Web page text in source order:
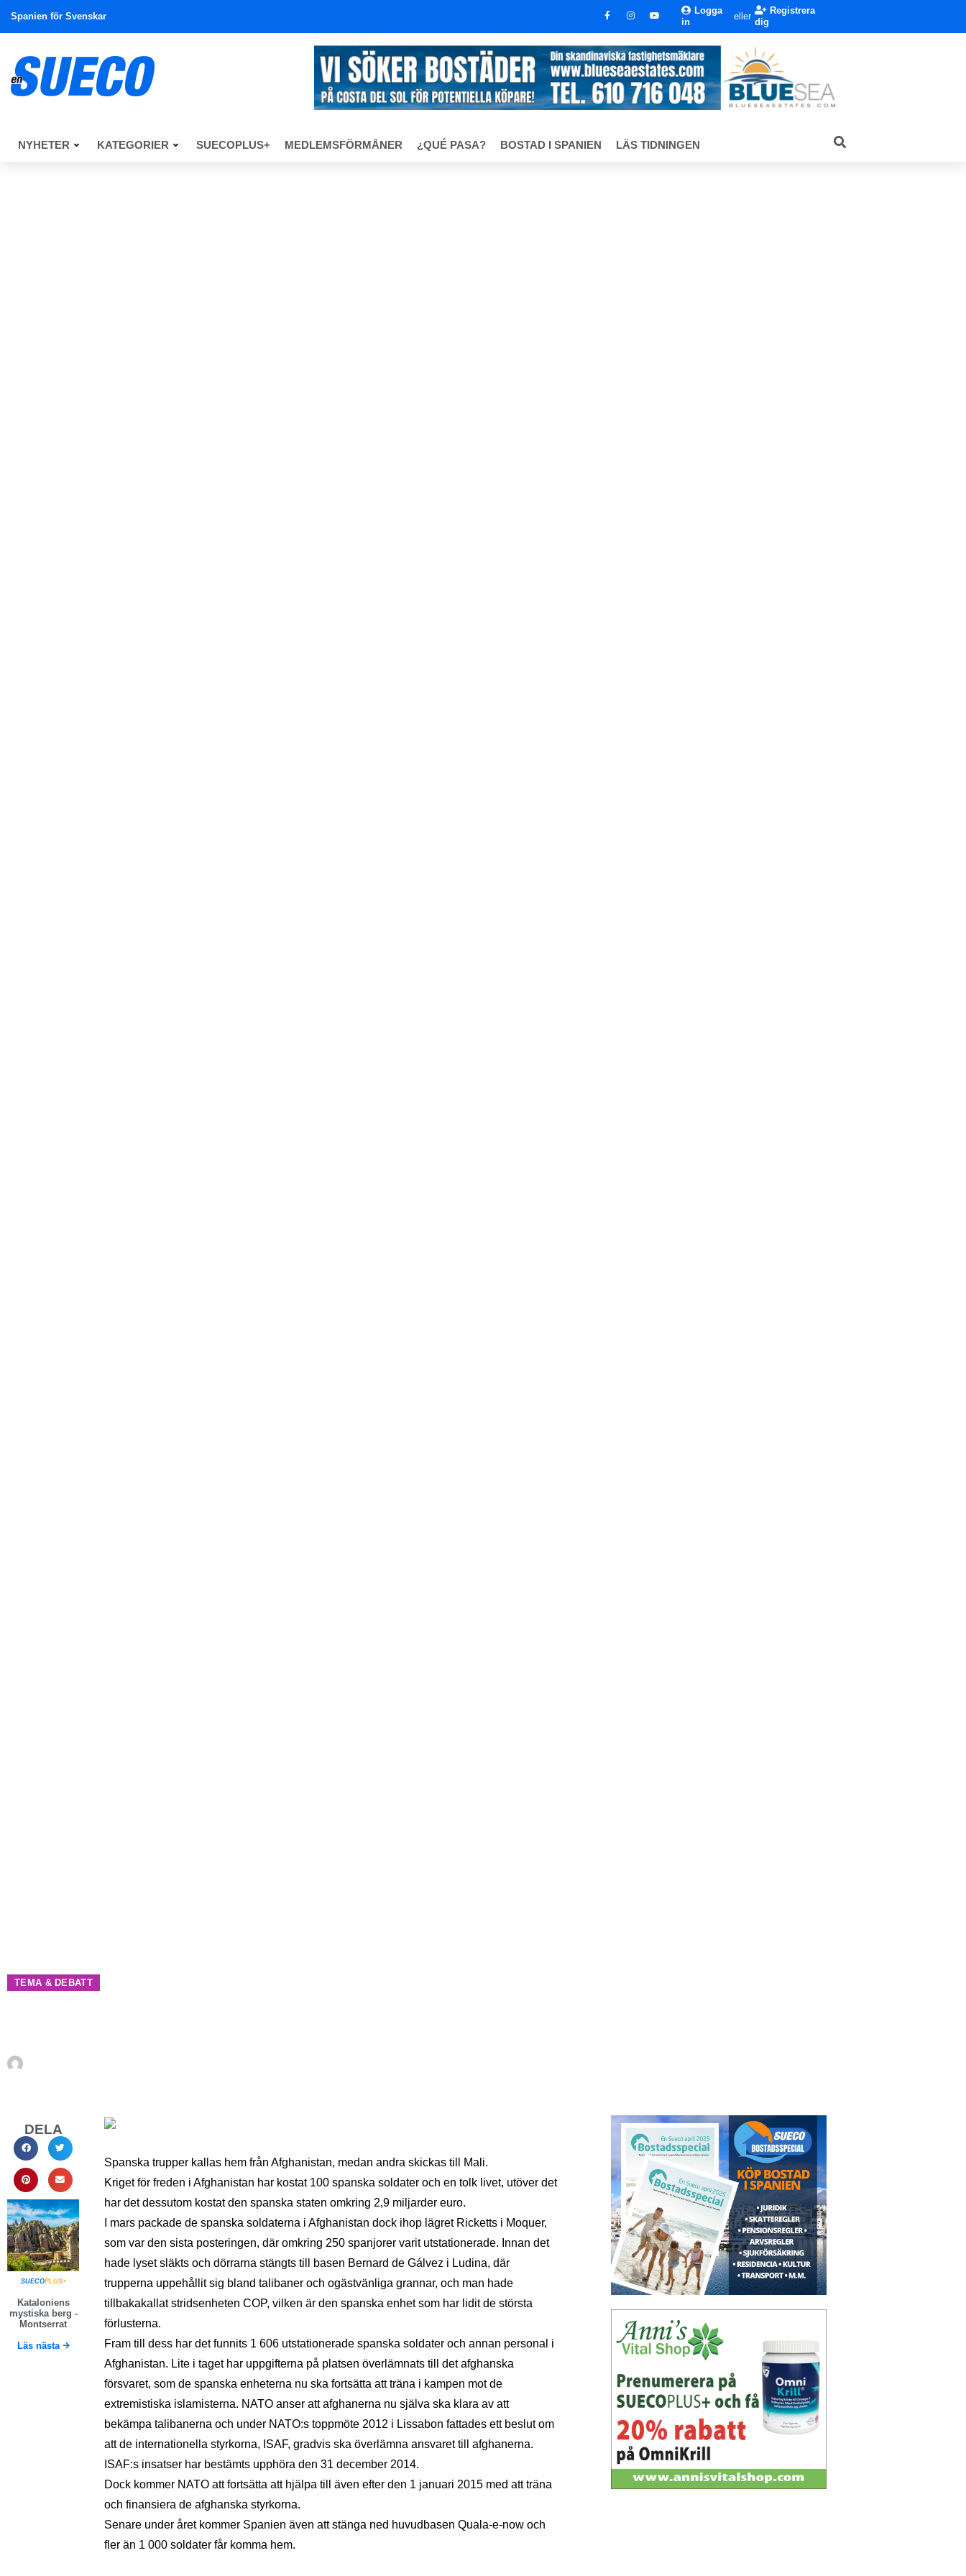
Spanien för Svenskar
Logga
in
eller
Registrera
dig
NYHETER KATEGORIER SUECOPLUS+ MEDLEMSFÖRMÅNER ¿QUÉ PASA? BOSTAD I SPANIEN LÄS TIDNINGEN
TEMA & DEBATT
DELA
SUECOPLUS+
Kataloniens
mystiska berg -
Montserrat
Läs nästa
Spanska trupper kallas hem från Afghanistan, medan andra skickas till Mali.
Kriget för freden i Afghanistan har kostat 100 spanska soldater och en tolk livet, utöver det
har det dessutom kostat den spanska staten omkring 2,9 miljarder euro.
I mars packade de spanska soldaterna i Afghanistan dock ihop lägret Ricketts i Moquer,
som var den sista posteringen, där omkring 250 spanjorer varit utstationerade. Innan det
hade lyset släkts och dörrarna stängts till basen Bernard de Gálvez i Ludina, där
trupperna uppehållit sig bland talibaner och ogästvänliga grannar, och man hade
tillbakakallat stridsenheten COP, vilken är den spanska enhet som har lidit de största
förlusterna.
Fram till dess har det funnits 1 606 utstationerade spanska soldater och annan personal i
Afghanistan. Lite i taget har uppgifterna på platsen överlämnats till det afghanska
försvaret, som de spanska enheterna nu ska fortsätta att träna i kampen mot de
extremistiska islamisterna. NATO anser att afghanerna nu själva ska klara av att
bekämpa talibanerna och under NATO:s toppmöte 2012 i Lissabon fattades ett beslut om
att de internationella styrkorna, ISAF, gradvis ska överlämna ansvaret till afghanerna.
ISAF:s insatser har bestämts upphöra den 31 december 2014.
Dock kommer NATO att fortsätta att hjälpa till även efter den 1 januari 2015 med att träna
och finansiera de afghanska styrkorna.
Senare under året kommer Spanien även att stänga ned huvudbasen Quala-e-now och
fler än 1 000 soldater får komma hem.